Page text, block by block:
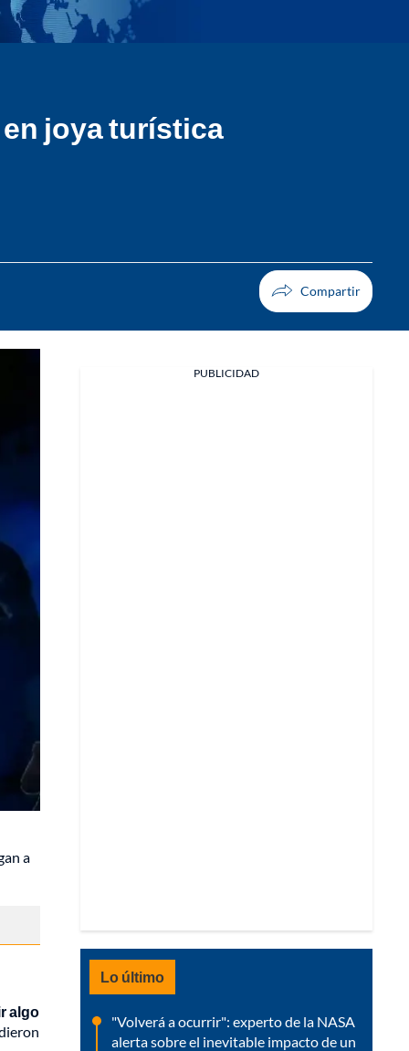
joya turística
a
algo
PUBLICIDAD
Lo último
"Volverá a ocurrir": experto de la NASA
alerta sobre el inevitable impacto de un